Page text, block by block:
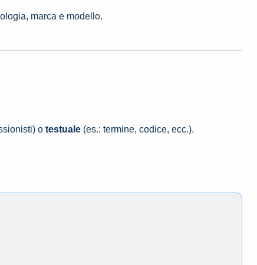
marca e modello.
o testuale (es.: termine, codice, ecc.).